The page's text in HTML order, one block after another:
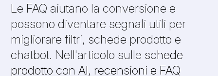
Le FAQ aiutano la conversione e
possono diventare segnali utili per
migliorare filtri, schede prodotto e
chatbot. Nell'articolo sulle schede
prodotto con AI, recensioni e FAQ